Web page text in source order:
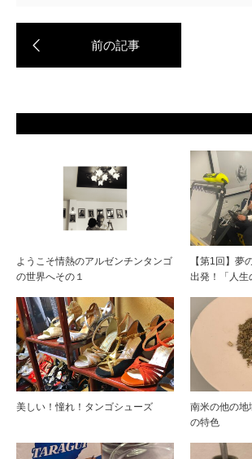
ようこそ情熱のアルゼンチンタンゴ
の世界へその１
【第1回】夢
出発！「人生
美しい！憧れ！タンゴシューズ
南米の他の地
の特色